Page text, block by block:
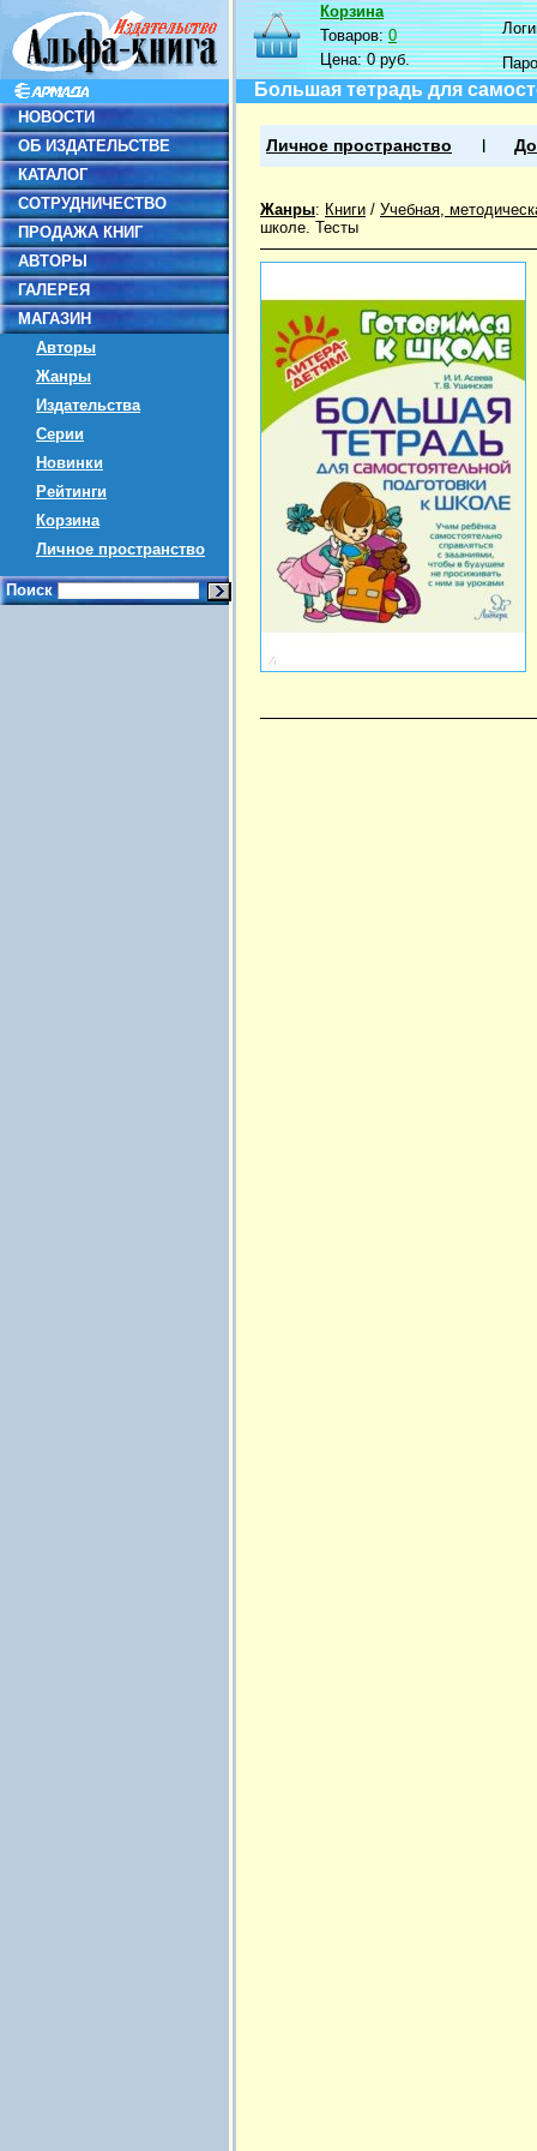
НОВОСТИ
ОБ ИЗДАТЕЛЬСТВЕ
КАТАЛОГ
СОТРУДНИЧЕСТВО
ПРОДАЖА КНИГ
АВТОРЫ
ГАЛЕРЕЯ
МАГАЗИН
Авторы
Жанры
Издательства
Серии
Новинки
Рейтинги
Корзина
Личное пространство
Поиск
Корзина
Товаров:0
Цена:0 руб.
Большая тетрадь для
Личное пространство
Жанры: Книги / Учебная,
школе. Тесты